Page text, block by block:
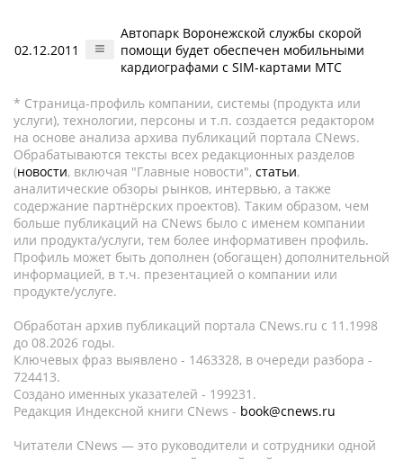
02.12.2011
Автопарк Воронежской службы скорой
помощи будет обеспечен мобильными
кардиографами с SIM-картами МТС
* Страница-профиль компании, системы (продукта или
услуги), технологии, персоны и т.п. создается редактором
на основе анализа архива публикаций портала CNews.
Обрабатываются тексты всех редакционных разделов
(новости, включая "Главные новости", статьи,
аналитические обзоры рынков, интервью, а также
содержание партнёрских проектов). Таким образом, чем
больше публикаций на CNews было с именем компании
или продукта/услуги, тем более информативен профиль.
Профиль может быть дополнен (обогащен) дополнительной
информацией, в т.ч. презентацией о компании или
продукте/услуге.
Обработан архив публикаций портала CNews.ru c 11.1998
до 08.2026 годы.
Ключевых фраз выявлено - 1463328, в очереди разбора -
724413.
Создано именных указателей - 199231.
Редакция Индексной книги CNews - book@cnews.ru
Читатели CNews — это руководители и сотрудники одной